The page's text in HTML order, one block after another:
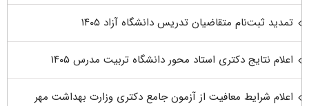
تمدید ثبت‌نام متقاضیان تدریس دانشگاه آزاد ۱۴۰۵
اعلام نتایج دکتری استاد محور دانشگاه تربیت مدرس ۱۴۰۵
اعلام شرایط معافیت از آزمون جامع دکتری وزارت بهداشت مهر